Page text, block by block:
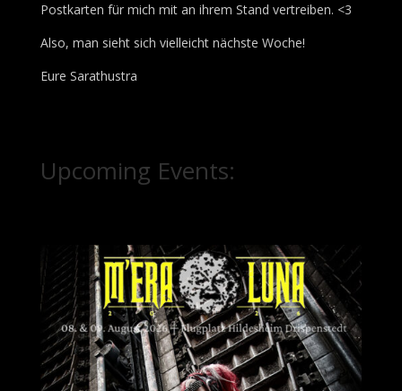
Postkarten für mich mit an ihrem Stand vertreiben. <3
Also, man sieht sich vielleicht nächste Woche!
Eure Sarathustra
Upcoming Events: